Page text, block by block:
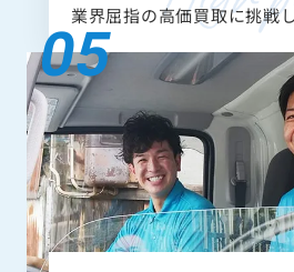
業界屈指の高価買取に挑戦